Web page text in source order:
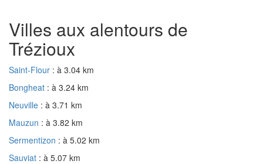
Villes aux alentours de
Trézioux
Saint-Flour : à 3.04 km
Bongheat : à 3.24 km
Neuville : à 3.71 km
Mauzun : à 3.82 km
Sermentizon : à 5.02 km
Sauviat : à 5.07 km